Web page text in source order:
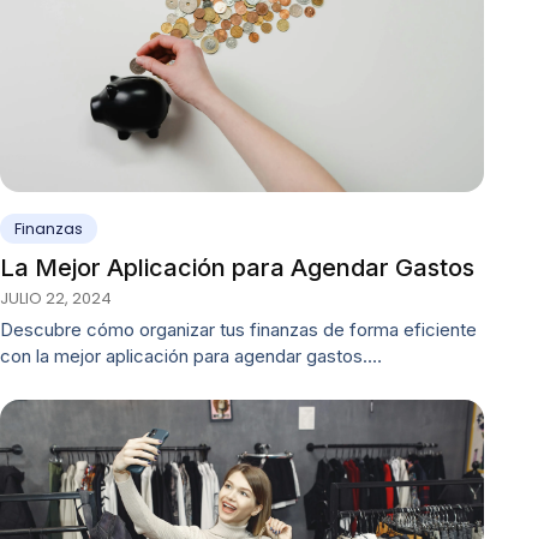
Finanzas
La Mejor Aplicación para Agendar Gastos
JULIO 22, 2024
Descubre cómo organizar tus finanzas de forma eficiente
con la mejor aplicación para agendar gastos.…